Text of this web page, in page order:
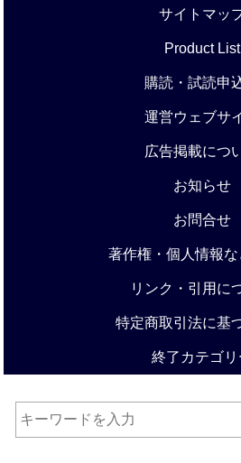
サイトマッ
Product List
購読・試読申
運営ウェブサ
広告掲載につ
お知らせ
お問合せ
著作権・個人情報
リンク・引用に
特定商取引法に基
終了カテゴリ